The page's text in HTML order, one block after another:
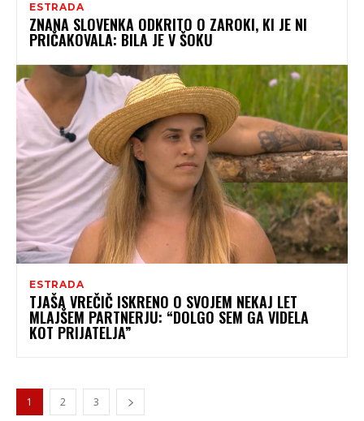
ESTRADA
ZNANA SLOVENKA ODKRITO O ZAROKI, KI JE NI
PRIČAKOVALA: BILA JE V ŠOKU
ESTRADA
TJAŠA VREČIČ ISKRENO O SVOJEM NEKAJ LET
MLAJŠEM PARTNERJU: “DOLGO SEM GA VIDELA
KOT PRIJATELJA”
1 2 3